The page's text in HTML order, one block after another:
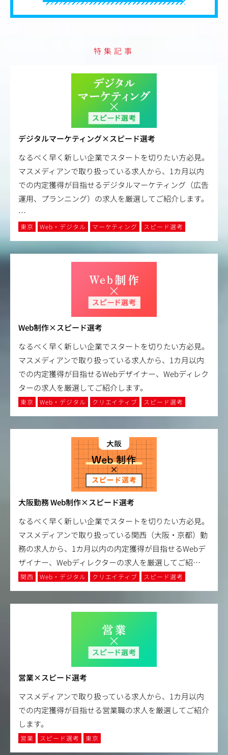
Step 2：マーケティングの視点を養う
Step 3：プロのWebディレクターへ
分析データや「クリニックの現場の声」をもとに、
新たな企画やサイト改善を提案。医師や社内部署との調
プロジェクト全体の管理など、本格的なディレクション業
務へと幅を広げます。
特集記事
デジタルマーケティング×スピード選考
なるべく早く新しい企業でスタートを切りたい方必見。
マスメディアンで取り扱っている求人から、1カ月以内
での内定獲得が目指せるデジタルマーケティング（広告
運用、プランニング）の求人を厳選してご紹介します。
…
東京 Web・デジタル マーケティング スピード選考
Web制作×スピード選考
なるべく早く新しい企業でスタートを切りたい方必見。
マスメディアンで取り扱っている求人から、1カ月以内
での内定獲得が目指せるWebデザイナー、Webディレク
ターの求人を厳選してご紹介します。
東京 Web・デジタル クリエイティブ スピード選考
大阪勤務 Web制作×スピード選考
なるべく早く新しい企業でスタートを切りたい方必見。
マスメディアンで取り扱っている関西（大阪・京都）勤
務の求人から、1カ月以内の内定獲得が目指せるWebデ
ザイナー、Webディレクターの求人を厳選してご紹…
関西 Web・デジタル クリエイティブ スピード選考
営業×スピード選考
マスメディアンで取り扱っている求人から、1カ月以内
での内定獲得が目指せる営業職の求人を厳選してご紹介
します。
営業 スピード選考 東京